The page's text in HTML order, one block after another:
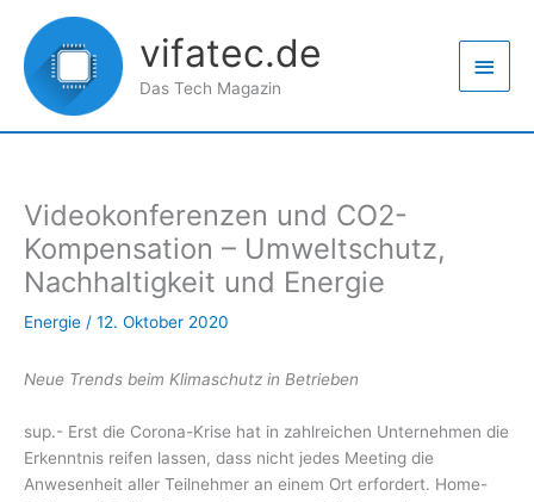
Inhalt
springen
vifatec.de
Das Tech Magazin
Videokonferenzen und CO2-
Kompensation – Umweltschutz,
Nachhaltigkeit und Energie
Energie / 12. Oktober 2020
Neue Trends beim Klimaschutz in Betrieben
sup.- Erst die Corona-Krise hat in zahlreichen Unternehmen die
Erkenntnis reifen lassen, dass nicht jedes Meeting die
Anwesenheit aller Teilnehmer an einem Ort erfordert. Home-